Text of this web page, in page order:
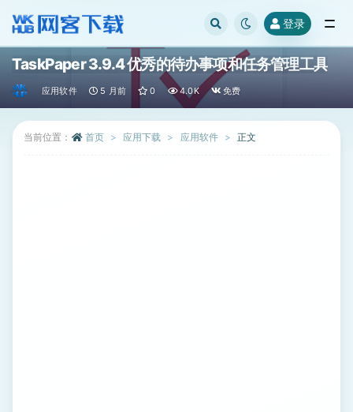
登录
TaskPaper 3.9.4 优秀的待办事项和任务管理工具
应用软件 5 月前 0 4.0K 免费
当前位置： 首页 应用下载 应用软件 正文
全部